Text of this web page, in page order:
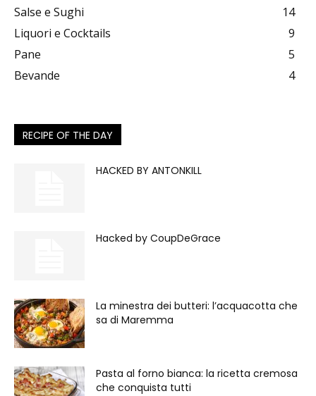
Salse e Sughi
14
Liquori e Cocktails
9
Pane
5
Bevande
4
RECIPE OF THE DAY
HACKED BY ANTONKILL
Hacked by CoupDeGrace
La minestra dei butteri: l’acquacotta che
sa di Maremma
Pasta al forno bianca: la ricetta cremosa
che conquista tutti